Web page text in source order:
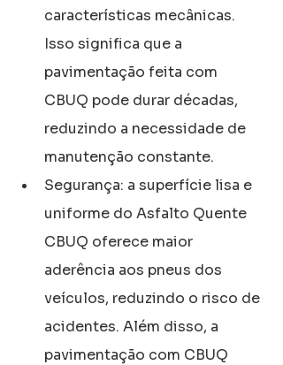
características mecânicas.
Isso significa que a
pavimentação feita com
CBUQ pode durar décadas,
reduzindo a necessidade de
manutenção constante.
Segurança: a superfície lisa e
uniforme do Asfalto Quente
CBUQ oferece maior
aderência aos pneus dos
veículos, reduzindo o risco de
acidentes. Além disso, a
pavimentação com CBUQ